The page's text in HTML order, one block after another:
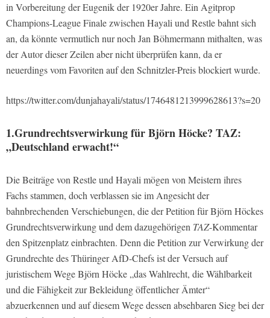
in Vorbereitung der Eugenik der 1920er Jahre. Ein Agitprop
Champions-League Finale zwischen Hayali und Restle bahnt sich
an, da könnte vermutlich nur noch Jan Böhmermann mithalten, was
der Autor dieser Zeilen aber nicht überprüfen kann, da er
neuerdings vom Favoriten auf den Schnitzler-Preis blockiert wurde.
https://twitter.com/dunjahayali/status/1746481213999628613?s=20
1.Grundrechtsverwirkung für Björn Höcke? TAZ:
„Deutschland erwacht!“
Die Beiträge von Restle und Hayali mögen von Meistern ihres
Fachs stammen, doch verblassen sie im Angesicht der
bahnbrechenden Verschiebungen, die der Petition für Björn Höckes
Grundrechtsverwirkung und dem dazugehörigen TAZ-Kommentar
den Spitzenplatz einbrachten. Denn die Petition zur Verwirkung der
Grundrechte des Thüringer AfD-Chefs ist der Versuch auf
juristischem Wege Björn Höcke „das Wahlrecht, die Wählbarkeit
und die Fähigkeit zur Bekleidung öffentlicher Ämter“
abzuerkennen und auf diesem Wege dessen absehbaren Sieg bei der